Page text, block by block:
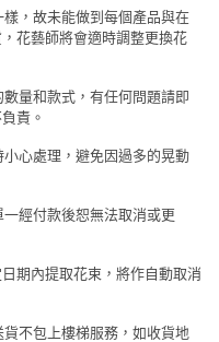
，故未能做到每個產品與在
花藝師將會適時調整更換花
量和款式，有任何問題請即
責。
心處理，避免因過多的晃動
經付款後恕無法取消或更
期內提取花束，將作自動取消
不包上樓梯服務，如收貨地